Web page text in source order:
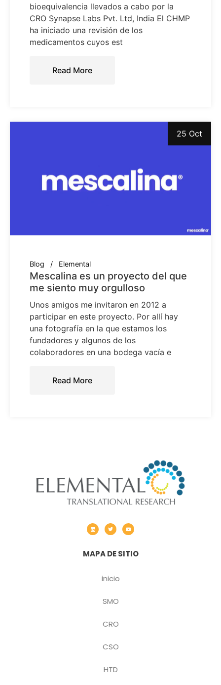
bioequivalencia llevados a cabo por la
CRO Synapse Labs Pvt. Ltd, India El CHMP
ha iniciado una revisión de los
medicamentos cuyos est
Read More
25 Oct
Blog Elemental
Mescalina es un proyecto del que
me siento muy orgulloso
Unos amigos me invitaron en 2012 a
participar en este proyecto. Por allí hay
una fotografía en la que estamos los
fundadores y algunos de los
colaboradores en una bodega vacía e
Read More
MAPA DE SITIO
inicio
SMO
CRO
CSO
HTD